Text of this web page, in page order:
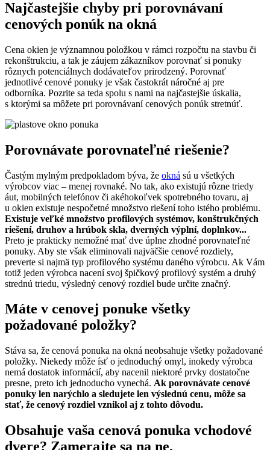
Najčastejšie chyby pri porovnávaní
cenových ponúk na okná
Cena okien je významnou položkou v rámci rozpočtu na stavbu či
rekonštrukciu, a tak je záujem zákazníkov porovnať si ponuky
rôznych potenciálnych dodávateľov prirodzený. Porovnať
jednotlivé cenové ponuky je však častokrát náročné aj pre
odborníka. Pozrite sa teda spolu s nami na najčastejšie úskalia,
s ktorými sa môžete pri porovnávaní cenových ponúk stretnúť.
Porovnávate porovnateľné riešenie?
Častým mylným predpokladom býva, že okná sú u všetkých
výrobcov viac – menej rovnaké. No tak, ako existujú rôzne triedy
áut, mobilných telefónov či akéhokoľvek spotrebného tovaru, aj
u okien existuje nespočetné množstvo riešení toho istého problému.
Existuje veľké množstvo profilových systémov, konštrukčných
riešení, druhov a hrúbok skla, dverných výplní, doplnkov...
Preto je prakticky nemožné mať dve úplne zhodné porovnateľné
ponuky. Aby ste však eliminovali najväčšie cenové rozdiely,
preverte si najmä typ profilového systému daného výrobcu. Ak Vám
totiž jeden výrobca nacení svoj špičkový profilový systém a druhý
strednú triedu, výsledný cenový rozdiel bude určite značný.
Máte v cenovej ponuke všetky
požadované položky?
Stáva sa, že cenová ponuka na okná neobsahuje všetky požadované
položky. Niekedy môže ísť o jednoduchý omyl, inokedy výrobca
nemá dostatok informácií, aby nacenil niektoré prvky dostatočne
presne, preto ich jednoducho vynechá. Ak porovnávate cenové
ponuky len narýchlo a sledujete len výslednú cenu, môže sa
stať, že cenový rozdiel vznikol aj z tohto dôvodu.
Obsahuje vaša cenová ponuka vchodové
dvere? Zamerajte sa na ne.